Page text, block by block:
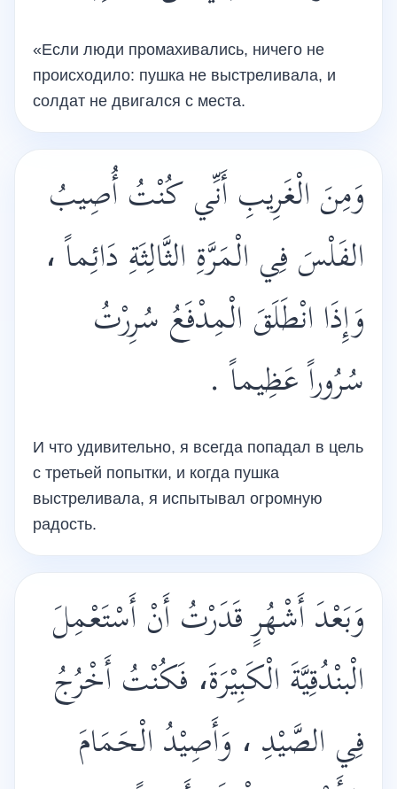
«Если люди промахивались, ничего не
происходило: пушка не выстреливала, и
солдат не двигался с места.
وَمِنَ الْغَرِيبِ أَنِّي كُنْتُ أُصِيبُ
الفَلْسَ فِي الْمَرَّةِ الثَّالِثَةِ دَائِماً ،
وَإِذَا انْطَلَقَ الْمِدْفَعُ سُرِرْتُ
سُرُوراً عَظِيماً .
И что удивительно, я всегда попадал в цель
с третьей попытки, и когда пушка
выстреливала, я испытывал огромную
радость.
وَبَعْدَ أَشْهُرٍ قَدَرْتُ أَنْ أَسْتَعْمِلَ
الْبنْدُقِيَّةَ الْكَبِيْرَةَ، فَكُنْتُ أَخْرُجُ
فِي الصَّيْدِ ، وَأَصِيْدُ الْحَمَامَ